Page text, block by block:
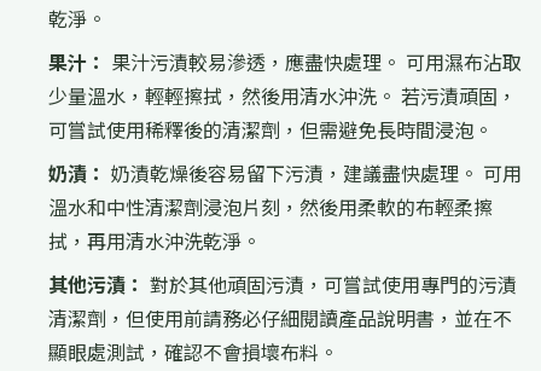
乾淨。
果汁： 果汁污漬較易滲透，應盡快處理。 可用濕布沾取
少量溫水，輕輕擦拭，然後用清水沖洗。 若污漬頑固，
可嘗試使用稀釋後的清潔劑，但需避免長時間浸泡。
奶漬： 奶漬乾燥後容易留下污漬，建議盡快處理。 可用
溫水和中性清潔劑浸泡片刻，然後用柔軟的布輕柔擦
拭，再用清水沖洗乾淨。
其他污漬： 對於其他頑固污漬，可嘗試使用專門的污漬
清潔劑，但使用前請務必仔細閱讀產品說明書，並在不
顯眼處測試，確認不會損壞布料。